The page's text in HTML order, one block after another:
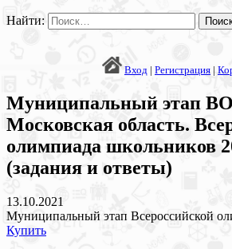
Найти:
Вход | Регистрация |
Муниципальный этап
Московская область.
олимпиада школьников
(задания и ответы)
13.10.2021
Муниципальный этап Всероссийской
Купить